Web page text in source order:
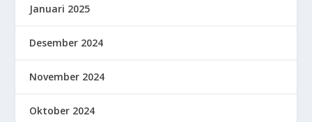
Januari 2025
Desember 2024
November 2024
Oktober 2024